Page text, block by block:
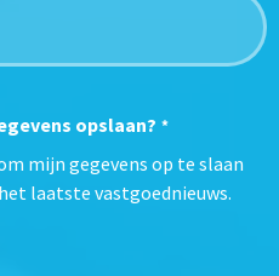
opslaan? *
mijn gegevens op te slaan
laatste vastgoednieuws.